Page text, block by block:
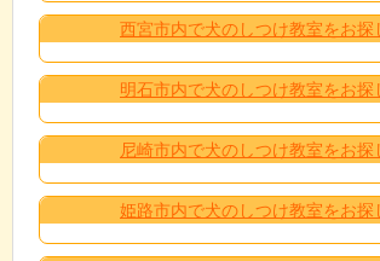
西宮市内で犬のしつけ教室をお探
明石市内で犬のしつけ教室をお探
尼崎市内で犬のしつけ教室をお探
姫路市内で犬のしつけ教室をお探